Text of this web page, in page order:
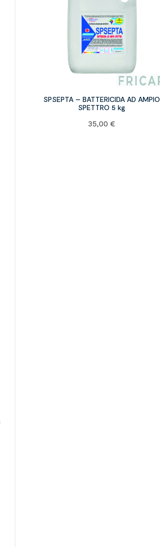
SPSEPTA – BATTERICIDA AD AMPIO
SPETTRO 5 kg
35,00€